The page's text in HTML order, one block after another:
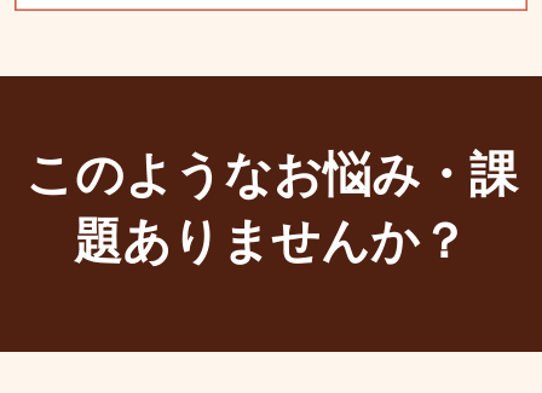
このようなお悩み・課
題ありませんか？